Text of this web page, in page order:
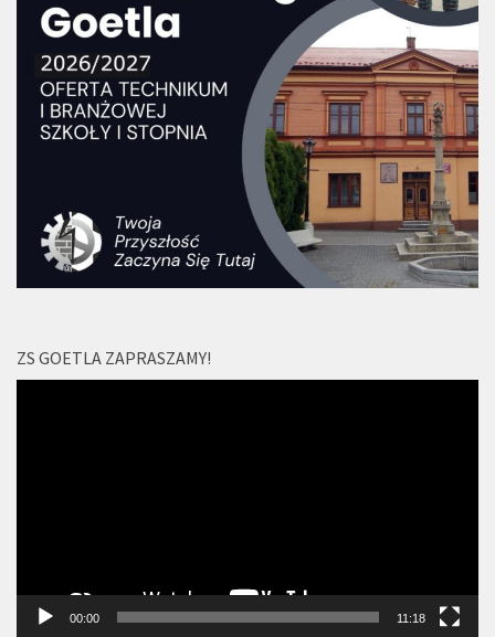
ZS GOETLA ZAPRASZAMY!
00:00 11:18